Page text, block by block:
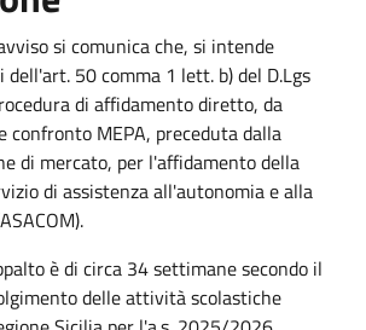
si comunica che, si intende
50 comma 1 lett. b) del D.Lgs
di affidamento diretto, da
confronto MEPA, preceduta dalla
di mercato, per l'affidamento della
di assistenza all'autonomia e alla
è di circa 34 settimane secondo il
delle attività scolastiche